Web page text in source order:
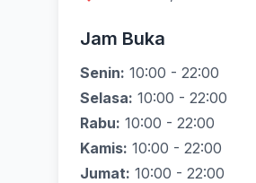
Jam Buka
Senin: 10:00 - 22:00
Selasa: 10:00 - 22:00
Rabu: 10:00 - 22:00
Kamis: 10:00 - 22:00
Jumat: 10:00 - 22:00